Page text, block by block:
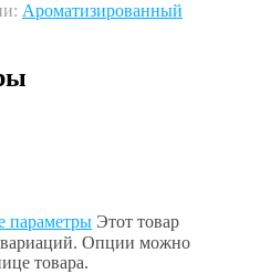
Ароматизированный
параметры Этот товар
вариаций. Опции можно
товара.